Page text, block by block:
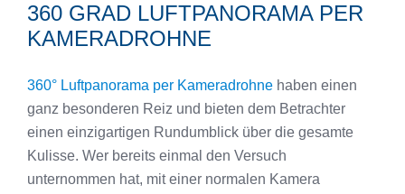
360 GRAD LUFTPANORAMA PER
KAMERADROHNE
360° Luftpanorama per Kameradrohne haben einen
ganz besonderen Reiz und bieten dem Betrachter
einen einzigartigen Rundumblick über die gesamte
Kulisse. Wer bereits einmal den Versuch
unternommen hat, mit einer normalen Kamera